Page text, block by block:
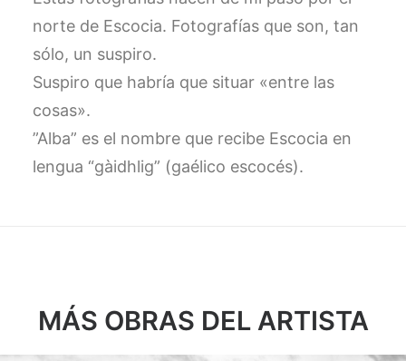
norte de Escocia. Fotografías que son, tan
sólo, un suspiro.
Suspiro que habría que situar «entre las
cosas».
”Alba” es el nombre que recibe Escocia en
lengua “gàidhlig” (gaélico escocés).
MÁS OBRAS DEL ARTISTA